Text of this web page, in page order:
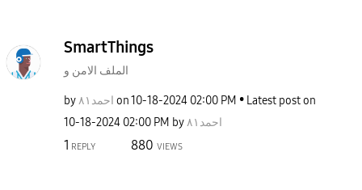
SmartThings
الملف الامن و
by احمد٨١ on‎10-18-2024 02:00 PM
Latest post on
‎10-18-2024 02:00 PM by احمد٨١
1 REPLY 880 VIEWS